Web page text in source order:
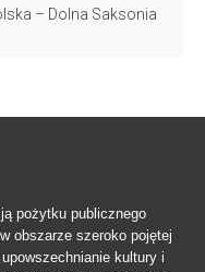
– Dolna Saksonia
pożytku publicznego
obszarze szeroko pojętej
kultury i